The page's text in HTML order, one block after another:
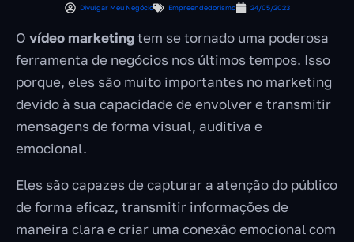
Divulgar Meu Negócio Empreendedorismo 24/05/2023
O vídeo marketingtem se tornado uma poderosa
ferramenta de negócios nos últimos tempos. Isso
porque, eles são muito importantes no marketing
devido à sua capacidade de envolver e transmitir
mensagens de forma visual, auditiva e
emocional.
Eles são capazes de capturar a atenção do público
de forma eficaz, transmitir informações de
maneira clara e criar uma conexão emocional com